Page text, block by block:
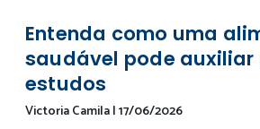
Entenda como uma
saudável pode auxiliar
estudos
Victoria Camila|17/06/2026